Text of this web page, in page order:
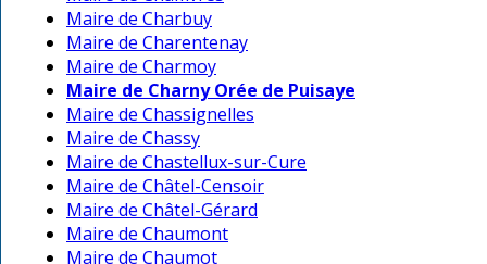
Maire de Charbuy
Maire de Charentenay
Maire de Charmoy
Maire de Charny Orée de Puisaye
Maire de Chassignelles
Maire de Chassy
Maire de Chastellux-sur-Cure
Maire de Châtel-Censoir
Maire de Châtel-Gérard
Maire de Chaumont
Maire de Chaumot